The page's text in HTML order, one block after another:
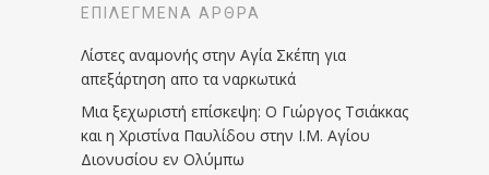
ΕΠΙΛΕΓΜΈΝΑ ΆΡΘΡΑ
Λίστες αναμονής στην Αγία Σκέπη για
απεξάρτηση απο τα ναρκωτικά
Μια ξεχωριστή επίσκεψη: Ο Γιώργος Τσιάκκας
και η Χριστίνα Παυλίδου στην Ι.Μ. Αγίου
Διονυσίου εν Ολύμπω